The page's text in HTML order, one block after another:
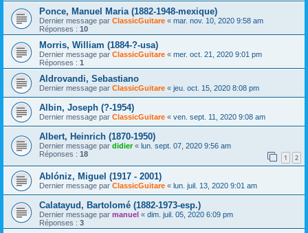
Ponce, Manuel Maria (1882-1948-mexique)
Dernier message par ClassicGuitare « mar. nov. 10, 2020 9:58 am
Réponses : 10
Morris, William (1884-?-usa)
Dernier message par ClassicGuitare « mer. oct. 21, 2020 9:01 pm
Réponses : 1
Aldrovandi, Sebastiano
Dernier message par ClassicGuitare « jeu. oct. 15, 2020 8:08 pm
Albin, Joseph (?-1954)
Dernier message par ClassicGuitare « ven. sept. 11, 2020 9:08 am
Albert, Heinrich (1870-1950)
Dernier message par didier« lun. sept. 07, 2020 9:56 am
Réponses : 18 1 2
Ablóniz, Miguel (1917 - 2001)
Dernier message par ClassicGuitare « lun. juil. 13, 2020 9:01 am
Calatayud, Bartolomé (1882-1973-esp.)
Dernier message par manuel « dim. juil. 05, 2020 6:09 pm
Réponses : 3